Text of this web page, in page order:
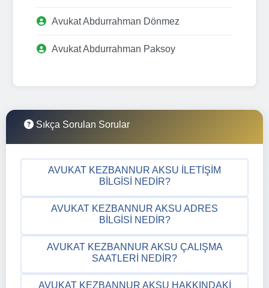
Avukat Abdurrahman Dönmez
Avukat Abdurrahman Paksoy
Sıkça Sorulan Sorular
AVUKAT KEZBANNUR AKSU İLETIŞIM
BILGISI NEDIR?
AVUKAT KEZBANNUR AKSU ADRES
BILGISI NEDIR?
AVUKAT KEZBANNUR AKSU ÇALIŞMA
SAATLERI NEDIR?
AVUKAT KEZBANNUR AKSU HAKKINDAKI